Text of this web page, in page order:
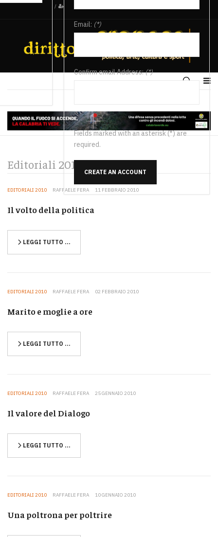
/
Email: (*)
Confirm email Address:(*)
Fields marked with an asterisk (*) are
required.
CREATE AN ACCOUNT
Editoriali 2010
EDITORIALI 2010 RAFFAELE FERA 11 FEBBRAIO 2010
Il volto della politica
LEGGI TUTTO …
EDITORIALI 2010 RAFFAELE FERA 02 FEBBRAIO 2010
Marito e moglie a ore
LEGGI TUTTO …
EDITORIALI 2010 RAFFAELE FERA 25 GENNAIO 2010
Il valore del Dialogo
LEGGI TUTTO …
EDITORIALI 2010 RAFFAELE FERA 10 GENNAIO 2010
Una poltrona per poltrire